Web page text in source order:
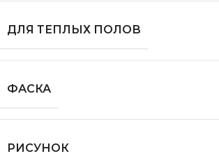
ДЛЯ ТЕПЛЫХ ПОЛОВ
ФАСКА
РИСУНОК